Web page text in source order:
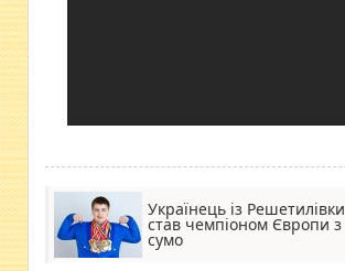
Українець із Решетилівки
став чемпіоном Європи з
сумо